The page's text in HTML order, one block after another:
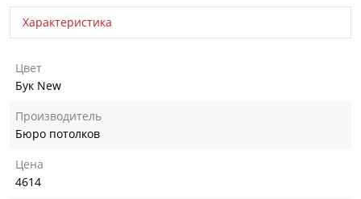
Характеристика
Цвет
Бук New
Производитель
Бюро потолков
Цена
4614